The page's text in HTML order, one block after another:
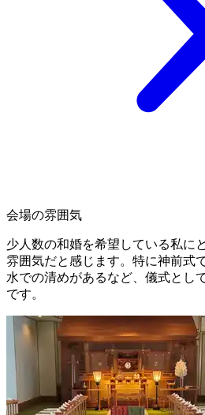
会場の雰囲気
少人数の和婚を希望している私に
雰囲気だと感じます。特に神前式
水での清めがあるなど、儀式とし
です。